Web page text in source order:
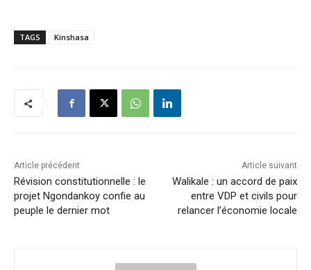
TAGS Kinshasa
Article précédent
Révision constitutionnelle : le
projet Ngondankoy confie au
peuple le dernier mot
Article suivant
Walikale : un accord de paix
entre VDP et civils pour
relancer l’économie locale